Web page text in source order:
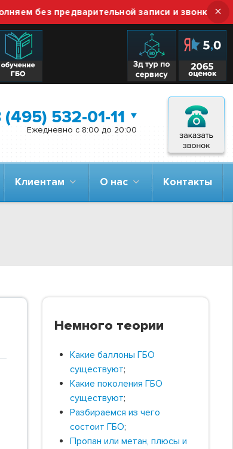
без предварительной записи и звонка — ×
(495) 532-01-11
Ежедневно с 8:00 до 20:00
Клиентам О нас Контакты
Немного теории
Какие баллоны ГБО
существуют;
Какие поколения ГБО
существуют;
Разбираемся из чего
состоит ГБО;
Пропан или метан, плюсы и